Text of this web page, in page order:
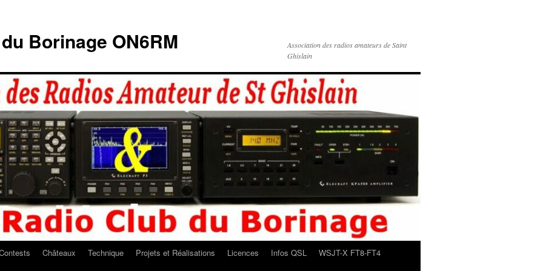
Borinage ON6RM
Association des radios amateurs de Saint
Ghislain
Châteaux Technique Projets et Réalisations Licences Infos QSL
WSJT-X FT8-FT4